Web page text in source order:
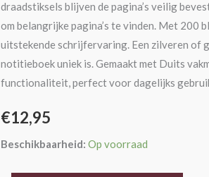
draadstiksels blijven de pagina’s veilig
om belangrijke pagina’s te vinden. Met 200
uitstekende schrijfervaring. Een zilveren of
notitieboek uniek is. Gemaakt met Duits
functionaliteit, perfect voor dagelijks
€12,95
Beschikbaarheid: Op voorraad
aantal